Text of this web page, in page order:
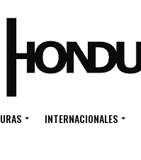
INTERNACIONALES